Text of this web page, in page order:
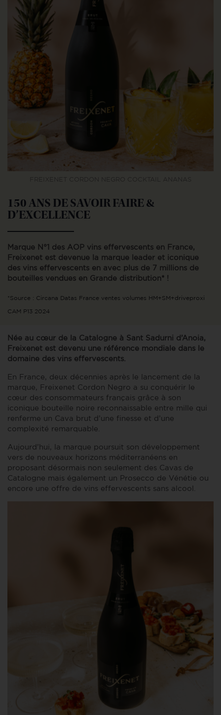
150 ANS DE SAVOIR FAIRE &
D’EXCELLENCE
Marque N°1 des AOP vins effervescents en France,
Freixenet est devenue la marque leader et iconique
des vins effervescents en avec plus de 7 millions de
bouteilles vendues en Grande distribution* !
*Source : Circana Datas France ventes volumes HM+SM+driveproxi
CAM P13 2024
Née au cœur de la Catalogne à Sant Sadurni d’Anoia,
Freixenet est devenu une référence mondiale dans le
domaine des vins effervescents.
En France, deux décennies après le lancement de la
marque, Freixenet Cordon Negro a su conquérir le
cœur des consommateurs français grâce à son
iconique bouteille noire reconnaissable entre mille qui
renferme un Cava brut d’une finesse et d’une
complexité remarquable.
Aujourd’hui, la marque poursuit son développement
vers de nouveaux horizons méditerranéens en
proposant désormais non seulement des Cavas de
Catalogne mais également un Prosecco de Vénétie ou
encore une offre de vins effervescents sans alcool.